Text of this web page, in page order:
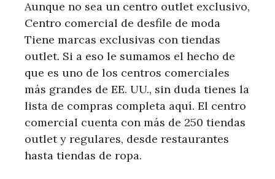
Aunque no sea un centro outlet exclusivo,
Centro comercial de desfile de moda
Tiene marcas exclusivas con tiendas
outlet. Si a eso le sumamos el hecho de
que es uno de los centros comerciales
más grandes de EE. UU., sin duda tienes la
lista de compras completa aquí. El centro
comercial cuenta con más de 250 tiendas
outlet y regulares, desde restaurantes
hasta tiendas de ropa.